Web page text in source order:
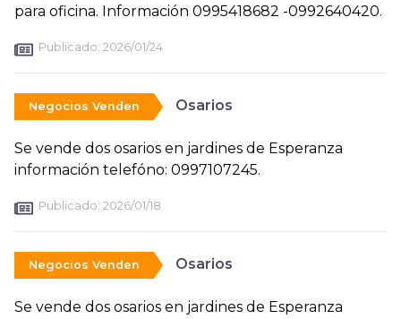
para oficina. Información 0995418682 -0992640420.
Publicado: 2026/01/24
Negocios Venden Osarios
Se vende dos osarios en jardines de Esperanza
información telefóno: 0997107245.
Publicado: 2026/01/18
Negocios Venden Osarios
Se vende dos osarios en jardines de Esperanza